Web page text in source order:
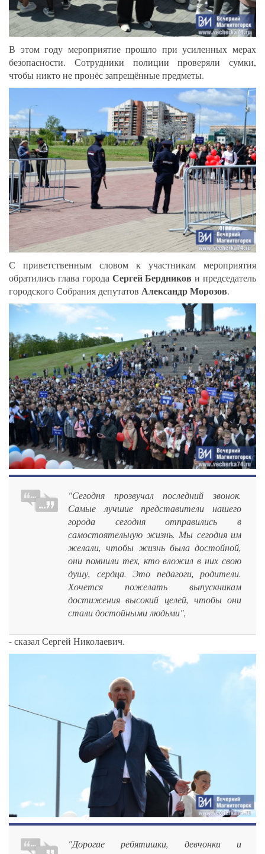
В этом году мероприятие прошло при усиленных мерах
безопасности. Сотрудники полиции проверяли сумки,
чтобы никто не пронёс запрещённые предметы.
С приветственным словом к участникам мероприятия
обратились глава города Сергей Бердников и председатель
городского Собрания депутатов Александр Морозов.
"Сегодня прозвучал последний звонок.
Самые лучшие представители нашего
города сегодня отправились в
самостоятельную жизнь. Мы сегодня им
желали, чтобы жизнь была достойной,
они помнили тех, кто вложил в них свою
душу, сердца. Это педагоги, родители.
Хочется пожелать выпускникам
достижения высокий целей, чтобы они
стали достойными людьми",
- сказал Сергей Николаевич.
"Дорогие ребятишки, девчонки и